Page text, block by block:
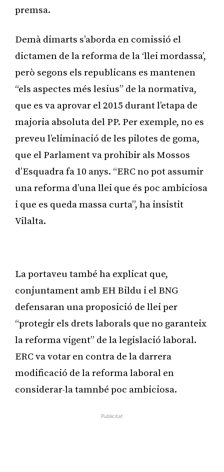
premsa.
Demà dimarts s’aborda en comissió el
dictamen de la reforma de la ‘llei mordassa’,
però segons els republicans es mantenen
“els aspectes més lesius” de la normativa,
que es va aprovar el 2015 durant l’etapa de
majoria absoluta del PP. Per exemple, no es
preveu l’eliminació de les pilotes de goma,
que el Parlament va prohibir als Mossos
d’Esquadra fa 10 anys. “ERC no pot assumir
una reforma d’una llei que és poc ambiciosa
i que es queda massa curta”, ha insistit
Vilalta.
La portaveu també ha explicat que,
conjuntament amb EH Bildu i el BNG
defensaran una proposició de llei per
“protegir els drets laborals que no garanteix
la reforma vigent” de la legislació laboral.
ERC va votar en contra de la darrera
modificació de la reforma laboral en
considerar-la tamnbé poc ambiciosa.
Publicitat